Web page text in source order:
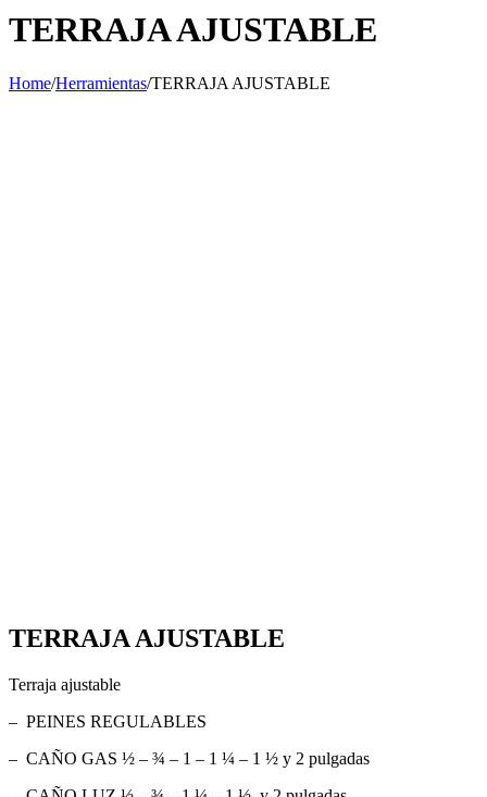
TERRAJA AJUSTABLE
Home/Herramientas/TERRAJA AJUSTABLE
TERRAJA AJUSTABLE
Terraja ajustable
– PEINES REGULABLES
– CAÑO GAS ½ – ¾ – 1 – 1 ¼ – 1 ½ y 2 pulgadas